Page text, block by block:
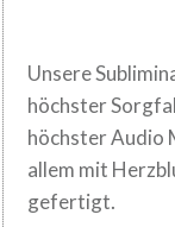
Unsere
höchster
höchster Audio
allem mit
gefertigt.